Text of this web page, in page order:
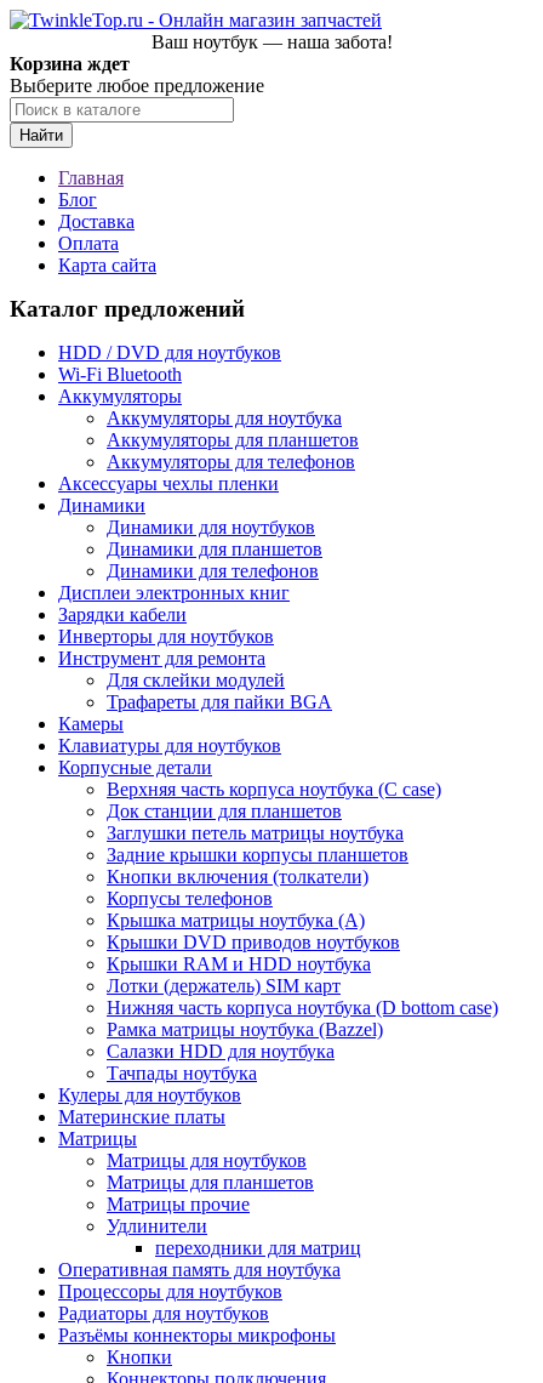
Ваш ноутбук — наша забота!
Корзина ждет
Выберите любое предложение
Найти
Главная
Блог
Доставка
Оплата
Карта сайта
Каталог предложений
HDD / DVD для ноутбуков
Wi-Fi Bluetooth
Аккумуляторы
Аккумуляторы для ноутбука
Аккумуляторы для планшетов
Аккумуляторы для телефонов
Аксессуары чехлы пленки
Динамики
Динамики для ноутбуков
Динамики для планшетов
Динамики для телефонов
Дисплеи электронных книг
Зарядки кабели
Инверторы для ноутбуков
Инструмент для ремонта
Для склейки модулей
Трафареты для пайки BGA
Камеры
Клавиатуры для ноутбуков
Корпусные детали
Верхняя часть корпуса ноутбука (С case)
Док станции для планшетов
Заглушки петель матрицы ноутбука
Задние крышки корпусы планшетов
Кнопки включения (толкатели)
Корпусы телефонов
Крышка матрицы ноутбука (A)
Крышки DVD приводов ноутбуков
Крышки RAM и HDD ноутбука
Лотки (держатель) SIM карт
Нижняя часть корпуса ноутбука (D bottom case)
Рамка матрицы ноутбука (Bazzel)
Салазки HDD для ноутбука
Тачпады ноутбука
Кулеры для ноутбуков
Материнские платы
Матрицы
Матрицы для ноутбуков
Матрицы для планшетов
Матрицы прочие
Удлинители
переходники для матриц
Оперативная память для ноутбука
Процессоры для ноутбуков
Радиаторы для ноутбуков
Разъёмы коннекторы микрофоны
Кнопки
Коннекторы подключения